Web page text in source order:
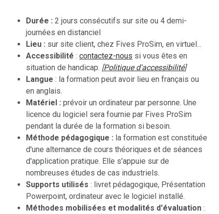
Durée : 2 jours consécutifs sur site ou 4 demi-
journées en distanciel
Lieu : sur site client, chez Fives ProSim, en virtuel...
Accessibilité : contactez-nous si vous êtes en
situation de handicap. [Politique d'accessibilité]
Langue : la formation peut avoir lieu en français ou
en anglais.
Matériel : prévoir un ordinateur par personne. Une
licence du logiciel sera fournie par Fives ProSim
pendant la durée de la formation si besoin.
Méthode pédagogique : la formation est constituée
d'une alternance de cours théoriques et de séances
d'application pratique. Elle s'appuie sur de
nombreuses études de cas industriels.
Supports utilisés : livret pédagogique, Présentation
Powerpoint, ordinateur avec le logiciel installé.
Méthodes mobilisées et modalités d'évaluation :